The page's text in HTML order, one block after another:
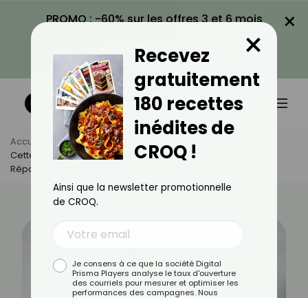
PROMO : -60% sur les offres 3 et 6 mois
VOIR LA PROMO
×
Accueil Actus
Bien-Être
Cette Herbe Aromatique Permet Un Sommeil Rapide Et
Réparateur En 30 Minutes
Recevez
gratuitement
180 recettes
inédites de
CROQ !
×
Ainsi que la newsletter promotionnelle
de CROQ.
Je consens à ce que la société Digital
Prisma Players analyse le taux d'ouverture
des courriels pour mesurer et optimiser les
performances des campagnes. Nous